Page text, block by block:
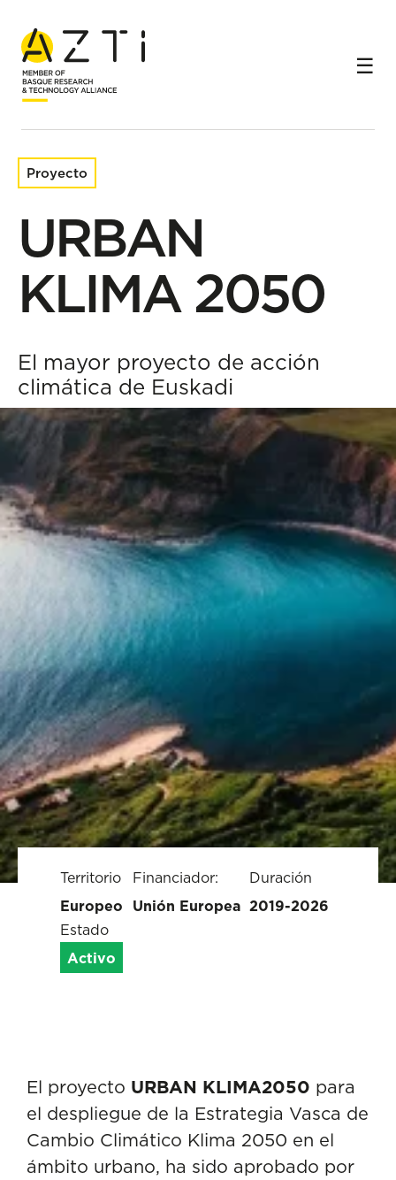
Inicio Proyectos de investigación
Proyecto
URBAN
KLIMA 2050
El mayor proyecto de acción
climática de Euskadi
Territorio
Europeo
Financiador:
Unión Europea
Duración
2019-2026
Estado
Activo
El proyecto URBAN KLIMA2050 para
el despliegue de la Estrategia Vasca de
Cambio Climático Klima 2050 en el
ámbito urbano, ha sido aprobado por